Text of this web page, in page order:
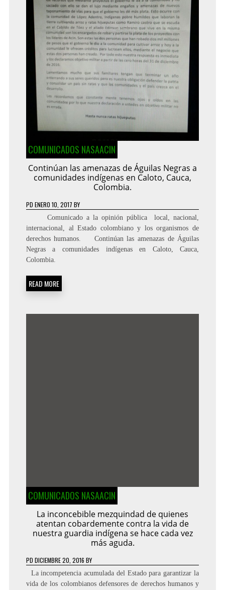
COMUNICADOS NASAACIN
Continúan las amenazas de Águilas Negras a
comunidades indígenas en Caloto, Cauca,
Colombia.
PD ENERO 10, 2017 BY
Comunicado a la opinión pública local, nacional,
internacional, al Estado colombiano y los organismos de
derechos humanos. Continúan las amenazas de Águilas
Negras a comunidades indígenas en Caloto, Cauca,
Colombia.
READ MORE
COMUNICADOS NASAACIN
La inconcebible mezquindad de quienes
atentan cobardemente contra la vida de
nuestra guardia indígena se hace cada vez
más aguda.
PD DICIEMBRE 20, 2016 BY
La incompetencia acumulada del Estado para garantizar la
vida de los colombianos defensores de derechos humanos y